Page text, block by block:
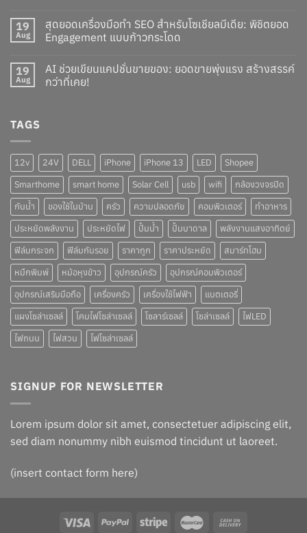
19
Aug
สุดยอดเครื่องมือทำ SEO สำหรับโซเชียลมีเดีย: พิชิตยอด
Engagement แบบก้าวกระโดด
19
Aug
AI ช่วยเขียนแคปชั่นขายของ: ยอดขายพุ่งแรง สร้างสรรค์
กว่าที่เคย!
TAGS
12v 24V DELL iPhone iPhone 13 LED
Shopee
Smarthome
smart home Solar Cell usb wifi
กล้องวงจรปิด
กันน้ำ
ของใช้ในบ้าน ครัว ความปลอดภัย คอมพิวเตอร์
ทำอาหาร
ประหยัดพลังงาน
ประหยัดไฟ ปั๊มน้ำ ปั๊มบาดาล
พลังงานแสงอาทิตย์
ฟิล์มกระจก
ฟิล์มกันรอย ราคาถูก ราคาประหยัด
สมาร์ทโฮม
หมึกพิมพ์
หม้อหุงข้าว อุปกรณ์ครัว
อุปกรณ์คอมพิวเตอร์
อุปกรณ์เสริมมือถือ
เครื่องครัว เครื่องใช้ไฟฟ้า
แบตเตอรี่
แผงโซล่าเซลล์
โคมไฟโซล่าเซลล์ โซลาร์เซลล์ โซล่าเซลล์
ไฟLED
ไฟถนน
ไฟสวน ไฟโซล่าเซลล์
SIGNUP FOR NEWSLETTER
Lorem ipsum dolor sit amet, consectetuer adipiscing elit,
sed diam nonummy nibh euismod tincidunt ut laoreet.
(insert contact form here)